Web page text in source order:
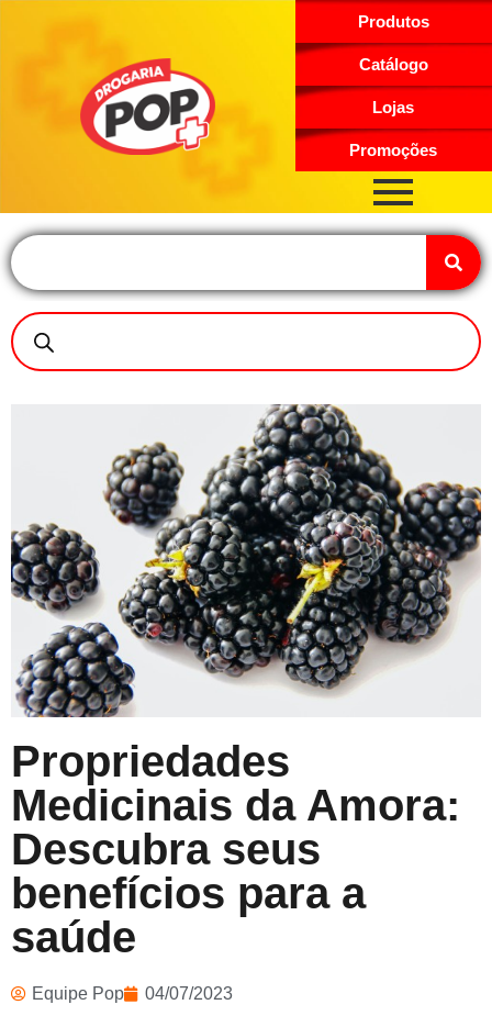
Produtos
Catálogo
Lojas
Promoções
Propriedades
Medicinais da Amora:
Descubra seus
benefícios para a
saúde
Equipe Pop 04/07/2023